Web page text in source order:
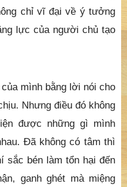
chỉ vĩ đại về ý tưởng
lực của người chủ tạo
mình bằng lời nói cho
Nhưng điều đó không
được những gì mình
Đã không có tâm thì
sắc bén làm tổn hại đến
ganh ghét mà miệng